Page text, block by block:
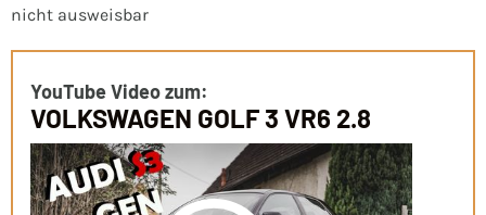
nicht ausweisbar
YouTube Video zum:
VOLKSWAGEN GOLF 3 VR6 2.8